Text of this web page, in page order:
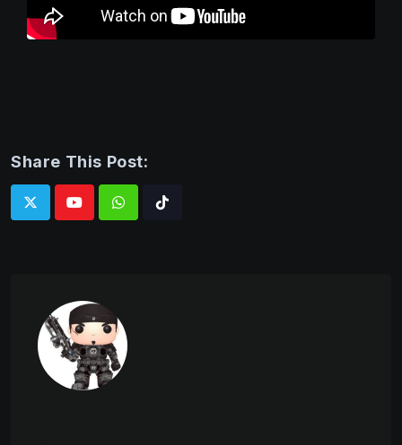
Share This Post:
WhatsappTiktok